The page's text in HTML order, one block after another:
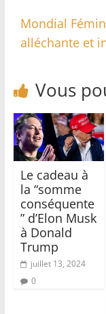
Mondial
alléchante et
Vous
Le cadeau à
la “somme
conséquente
” d’Elon Musk
à Donald
Trump
juillet 13, 2024
0